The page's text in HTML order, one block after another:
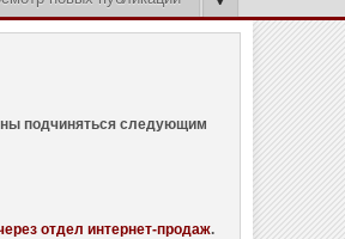
подчиняться следующим
отдел интернет-продаж.